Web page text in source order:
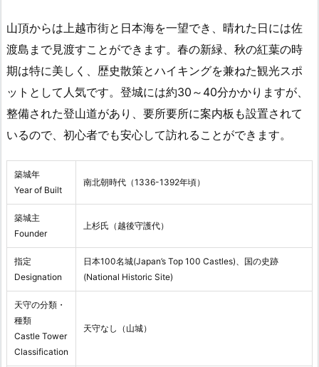
山頂からは上越市街と日本海を一望でき、晴れた日には佐
渡島まで見渡すことができます。春の新緑、秋の紅葉の時
期は特に美しく、歴史散策とハイキングを兼ねた観光スポ
ットとして人気です。登城には約30～40分かかりますが、
整備された登山道があり、要所要所に案内板も設置されて
いるので、初心者でも安心して訪れることができます。
築城年
Year of Built
南北朝時代（1336-1392年頃）
築城主
Founder
上杉氏（越後守護代）
指定
Designation
日本100名城(Japan’s Top 100 Castles)、国の史跡
(National Historic Site)
天守の分類・
種類
Castle Tower
Classification
天守なし（山城）